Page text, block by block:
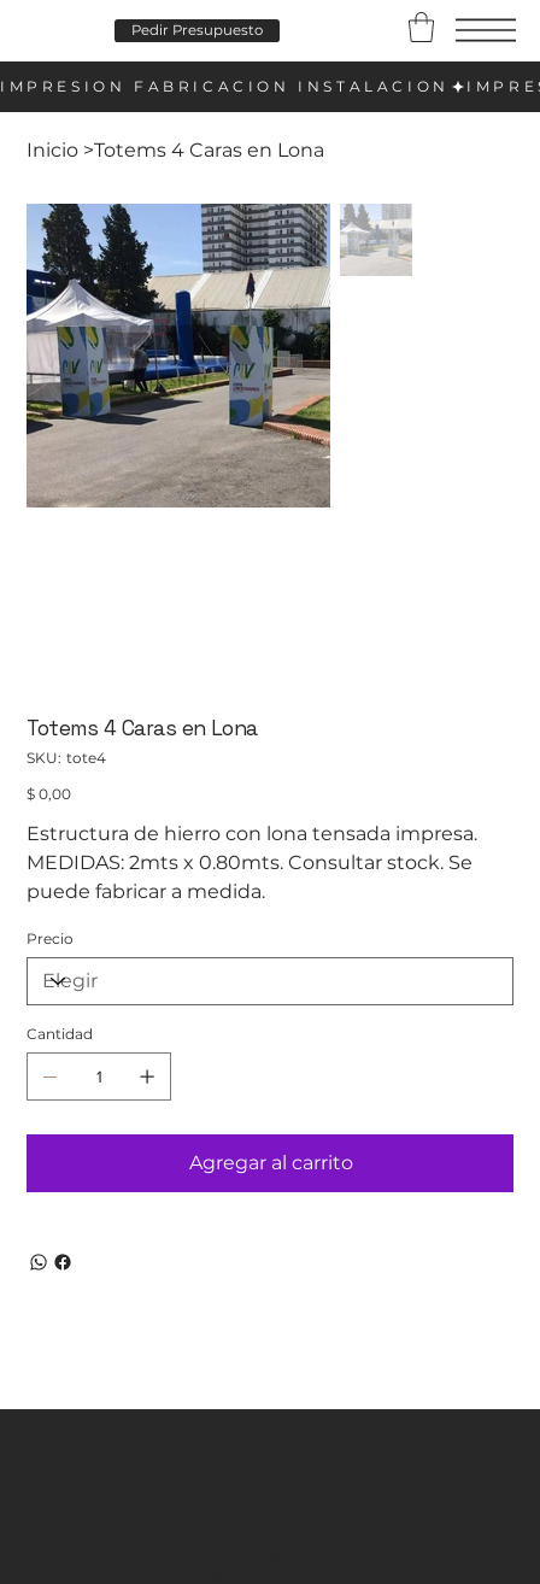
Pedir Presupuesto
Inicio >Totems 4 Caras en Lona
Totems 4 Caras en Lona
SKU: SKU
tote4
tote4
Precio
$ 0,00
Estructura de hierro con lona tensada impresa.
MEDIDAS: 2mts x 0.80mts. Consultar stock. Se
puede fabricar a medida.
Precio
Cantidad
Agregar al carrito